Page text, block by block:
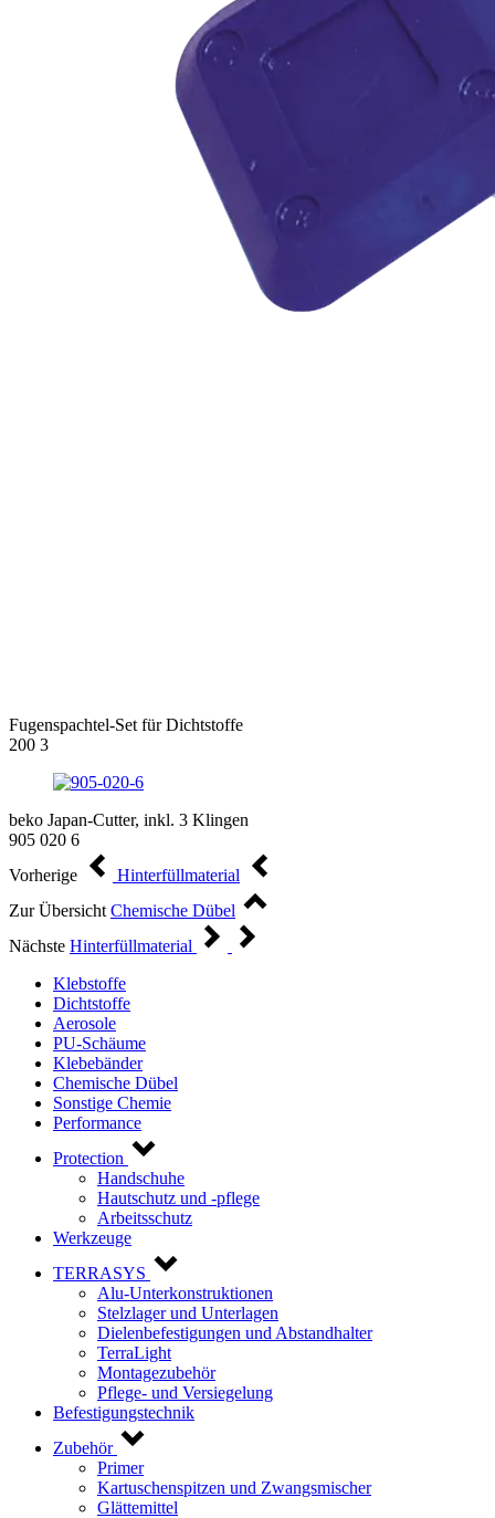
Fugenspachtel-Set für Dichtstoffe
200 3
beko Japan-Cutter, inkl. 3 Klingen
905 020 6
Vorherige
Hinterfüllmaterial
Zur Übersicht Chemische Dübel
Nächste Hinterfüllmaterial
Klebstoffe
Dichtstoffe
Aerosole
PU-Schäume
Klebebänder
Chemische Dübel
Sonstige Chemie
Performance
Protection
Handschuhe
Hautschutz und -pflege
Arbeitsschutz
Werkzeuge
TERRASYS
Alu-Unterkonstruktionen
Stelzlager und Unterlagen
Dielenbefestigungen und Abstandhalter
TerraLight
Montagezubehör
Pflege- und Versiegelung
Befestigungstechnik
Zubehör
Primer
Kartuschenspitzen und Zwangsmischer
Glättemittel